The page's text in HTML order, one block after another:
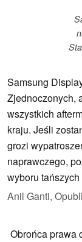
Samsung
Zjednoczonych,
wszystkich
kraju. Jeśli
grozi
naprawczego,
wyboru
Anil Ganti,
Obrońca prawa